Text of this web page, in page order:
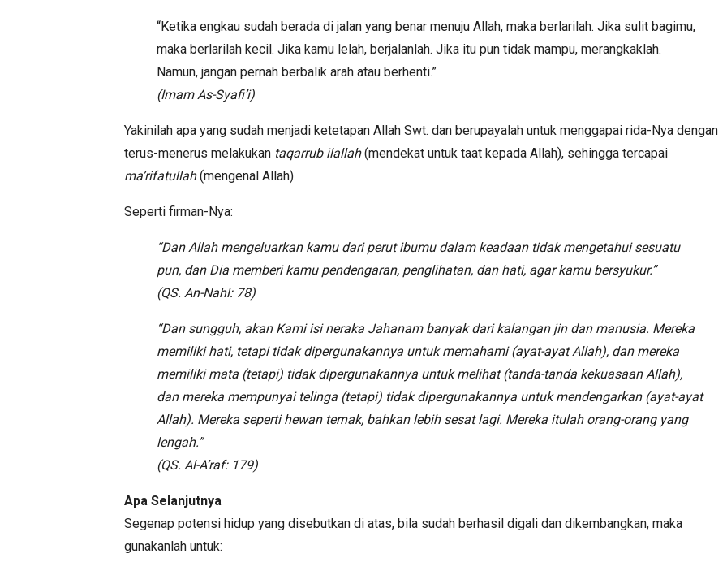
“Ketika engkau sudah berada di jalan yang benar menuju Allah, maka berlarilah. Jika sulit bagimu,
maka berlarilah kecil. Jika kamu lelah, berjalanlah. Jika itu pun tidak mampu, merangkaklah.
Namun, jangan pernah berbalik arah atau berhenti.”
(Imam As-Syafi’i)
Yakinilah apa yang sudah menjadi ketetapan Allah Swt. dan berupayalah untuk menggapai rida-Nya dengan
terus-menerus melakukan taqarrub ilallah(mendekat untuk taat kepada Allah), sehingga tercapai
ma’rifatullah(mengenal Allah).
Seperti firman-Nya:
“Dan Allah mengeluarkan kamu dari perut ibumu dalam keadaan tidak mengetahui sesuatu
pun, dan Dia memberi kamu pendengaran, penglihatan, dan hati, agar kamu bersyukur.”
(QS. An-Nahl: 78)
“Dan sungguh, akan Kami isi neraka Jahanam banyak dari kalangan jin dan manusia. Mereka
memiliki hati, tetapi tidak dipergunakannya untuk memahami (ayat-ayat Allah), dan mereka
memiliki mata (tetapi) tidak dipergunakannya untuk melihat (tanda-tanda kekuasaan Allah),
dan mereka mempunyai telinga (tetapi) tidak dipergunakannya untuk mendengarkan (ayat-ayat
Allah). Mereka seperti hewan ternak, bahkan lebih sesat lagi. Mereka itulah orang-orang yang
lengah.”
(QS. Al-A’raf: 179)
Apa Selanjutnya
Segenap potensi hidup yang disebutkan di atas, bila sudah berhasil digali dan dikembangkan, maka
gunakanlah untuk: